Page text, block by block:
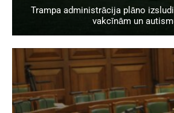
Trampa administrācija plāno
vakcīnām un